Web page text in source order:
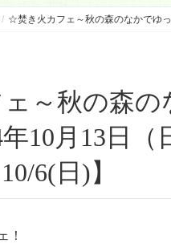
☆焚き火カフェ～秋の森のなかでゆ
～秋の森の
10月13日
6(日)】
！